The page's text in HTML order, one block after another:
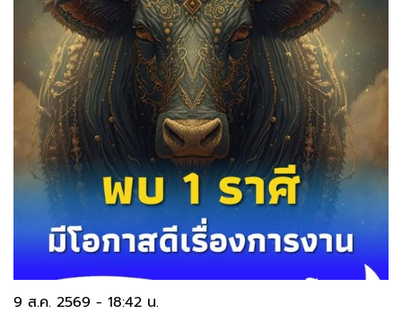
9 ส.ค. 2569 - 18:42 น.